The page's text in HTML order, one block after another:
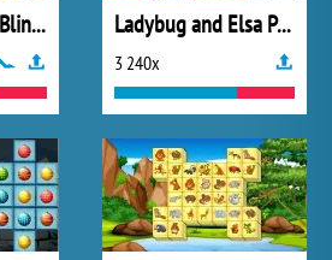
Elsa And Barbie Blind Date Ladybug and Elsa Pregnant BFFs
3 240x